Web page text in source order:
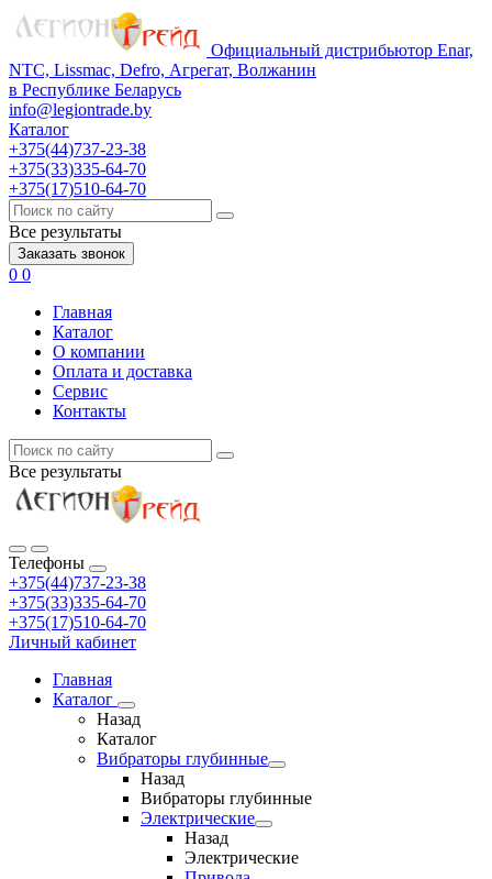
Официальный дистрибьютор Enar,
NTC, Lissmac, Defro, Агрегат, Волжанин
в Республике Беларусь
info@legiontrade.by
Каталог
+375(44)737-23-38
+375(33)335-64-70
+375(17)510-64-70
Все результаты
Заказать звонок
0 0
Главная
Каталог
О компании
Оплата и доставка
Сервис
Контакты
Все результаты
Телефоны
+375(44)737-23-38
+375(33)335-64-70
+375(17)510-64-70
Личный кабинет
Главная
Каталог
Назад
Каталог
Вибраторы глубинные
Назад
Вибраторы глубинные
Электрические
Назад
Электрические